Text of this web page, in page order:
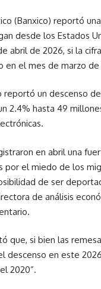
(Banxico) reportó
desde los Estados
abril de 2026, si la
en el mes de marzo
reportó un descenso
2.4% hasta 49
en abril una
por el miedo de los
de ser
de análisis
que, si bien las
descenso en este
2020”.